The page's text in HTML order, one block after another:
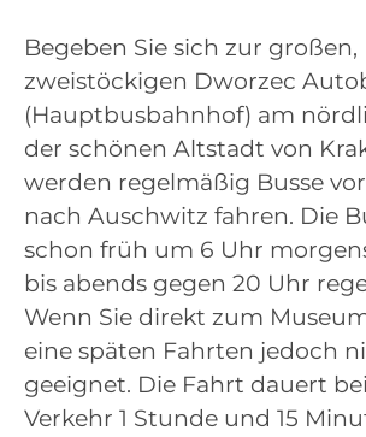
Begeben Sie sich zur großen,
zweistöckigen Dworzec
(Hauptbusbahnhof) am
der schönen Altstadt von
werden regelmäßig Busse
nach Auschwitz fahren. Die
schon früh um 6 Uhr
bis abends gegen 20 Uhr
Wenn Sie direkt zum
eine späten Fahrten jedoch
geeignet. Die Fahrt dauert
Verkehr 1 Stunde und 15